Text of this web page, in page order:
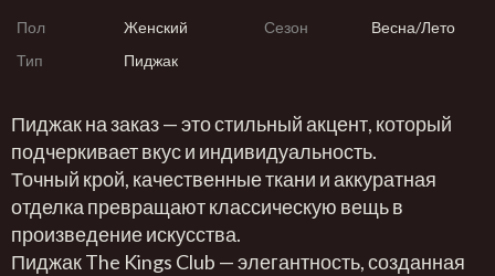
Пол Женский Сезон
Весна/Лето
Тип
Пиджак
Пиджак на заказ — это стильный акцент, который
подчеркивает вкус и индивидуальность.
Точный крой, качественные ткани и аккуратная
отделка превращают классическую вещь в
произведение искусства.
Пиджак The Kings Club — элегантность, созданная